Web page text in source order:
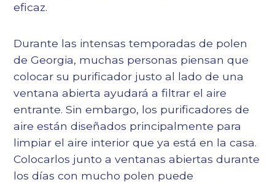
eficaz.
Durante las intensas temporadas de polen
de Georgia, muchas personas piensan que
colocar su purificador justo al lado de una
ventana abierta ayudará a filtrar el aire
entrante. Sin embargo, los purificadores de
aire están diseñados principalmente para
limpiar el aire interior que ya está en la casa.
Colocarlos junto a ventanas abiertas durante
los días con mucho polen puede